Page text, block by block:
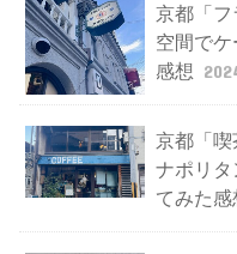
京都「フ
空間で
感想
京都「喫
ナポリタ
てみた感